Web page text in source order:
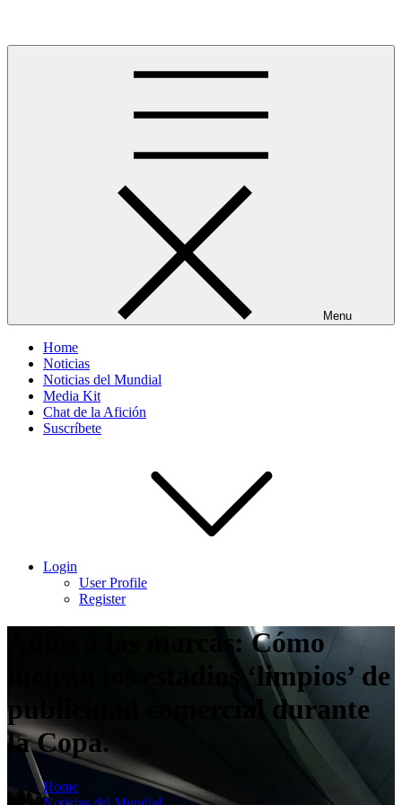
Menu
Home
Noticias
Noticias del Mundial
Media Kit
Chat de la Afición
Suscríbete
Login
User Profile
Register
Adiós a las marcas: Cómo
lucirán los estadios ‘limpios’ de
publicidad comercial durante
la Copa.
Home